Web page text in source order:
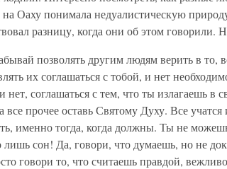
Оаху понимала недуалистическую
разницу, когда они об этом говорили.
позволять другим людям верить в то,
их соглашаться с тобой, и нет
соглашаться с тем, что ты излагаешь в
все прочее оставь Святому Духу. Все
именно тогда, когда должны. Ты не
лишь сон! Да, говори, что думаешь, но не
говори то, что считаешь правдой,